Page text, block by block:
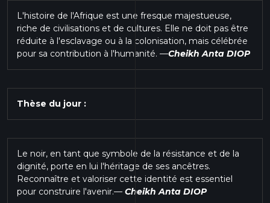
L'histoire de l'Afrique est une fresque majestueuse,
riche de civilisations et de cultures. Elle ne doit pas être
réduite à l'esclavage ou à la colonisation, mais célébrée
pour sa contribution à l'humanité. —Cheikh Anta DIOP
Thèse du jour :
Le noir, en tant que symbole de la résistance et de la
dignité, porte en lui l'héritage de ses ancêtres.
Reconnaître et valoriser cette identité est essentiel
pour construire l'avenir.— Cheikh Anta DIOP